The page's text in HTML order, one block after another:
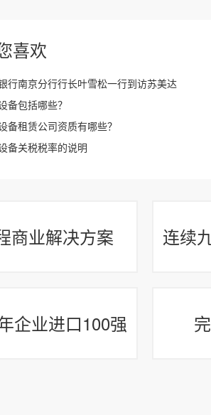
喜欢
行南京分行行长叶雪松一行到访苏美达
备包括哪些？
备租赁公司资质有哪些？
备关税税率的说明
商业解决方案 连续
企业进口100强